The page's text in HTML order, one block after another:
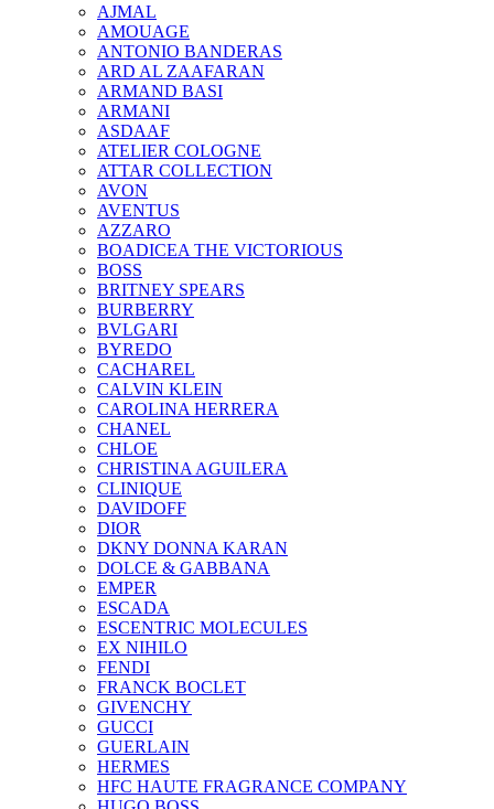
AJMAL
AMOUAGE
ANTONIO BANDERAS
ARD AL ZAAFARAN
ARMAND BASI
ARMANI
ASDAAF
ATELIER COLOGNE
ATTAR COLLECTION
AVON
AVENTUS
AZZARO
BOADICEA THE VICTORIOUS
BOSS
BRITNEY SPEARS
BURBERRY
BVLGARI
BYREDO
CACHAREL
CALVIN KLEIN
CAROLINA HERRERA
CHANEL
CHLOE
CHRISTINA AGUILERA
CLINIQUE
DAVIDOFF
DIOR
DKNY DONNA KARAN
DOLCE & GABBANA
EMPER
ESCADA
ESCENTRIC MOLECULES
EX NIHILO
FENDI
FRANCK BOCLET
GIVENCHY
GUCCI
GUERLAIN
HERMES
HFC HAUTE FRAGRANCE COMPANY